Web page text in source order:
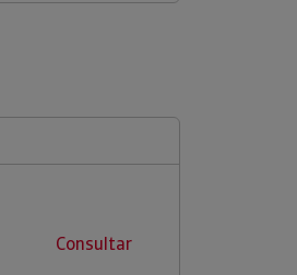
Consultar